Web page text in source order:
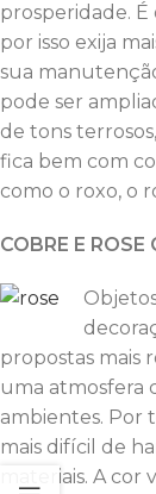
prosperidade.
por isso exija
sua
pode ser
de tons
fica bem com
como o roxo, o
COBRE E ROSE
propostas mais
uma atmosfera
ambientes. Por
mais difícil de
materiais. A